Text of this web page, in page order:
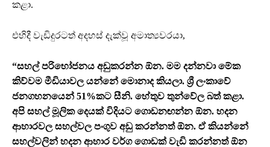
කළා.
එහිදී වැඩිදුරටත් අදහස් දැක්වූ අමාත්‍යවරයා,
“සහල් පරිභෝජනය අඩුකරන්න ඕන. මම දන්නවා මේක
කිව්වම මීඩියාවල යන්නේ මොනාද කියලා. ශ්‍රී ලංකාවේ
ජනගහනයෙන් 51%කට සීනි. හේතුව තුන්වේල බත් කළා.
අපි සහල් මූලික දෙයක් විදියට ගොඩනඟන්න ඕන. හදන
ආහාරවල සහල්වල පංගුව අඩු කරන්නත් ඕන. ඒ කියන්නේ
සහල්වලින් හදන ආහාර වර්ග ගොඩක් වැඩි කරන්නත් ඕන